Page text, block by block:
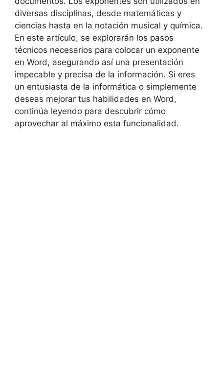
diversas disciplinas, desde matemáticas y
ciencias hasta en la notación musical y química.
En este artículo, se explorarán los pasos
técnicos necesarios para colocar un exponente
en Word, asegurando así una presentación
impecable y precisa de la información. Si eres
un entusiasta de la informática o simplemente
deseas mejorar tus habilidades en Word,
continúa leyendo para descubrir cómo
aprovechar al máximo esta funcionalidad.